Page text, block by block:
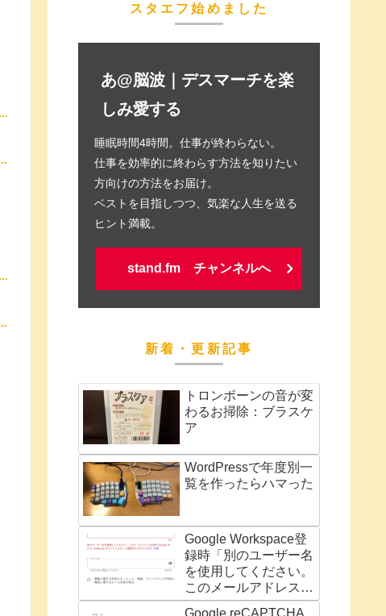
スタエフ始めました
あ@脳波｜デスマーチを楽
しみ愛する
睡眠時間4時間。仕事が終わらない。
仕事を効率的に終わらす方法を知りたい
方向けの方法をお届け。
ベストを目指しつつ、気楽な人生を送る
ヒント満載。
stand.fm チャンネルへ
新着・更新記事
トロンボーンの音が変
わるお掃除：ブラスケ
ア
WordPressで年度別一
覧を作ったらハマった
Google Workspace登
録時「別のユーザー名
を使用してください。
このメールアドレスは
別の Google サービス
Google reCAPTCHA